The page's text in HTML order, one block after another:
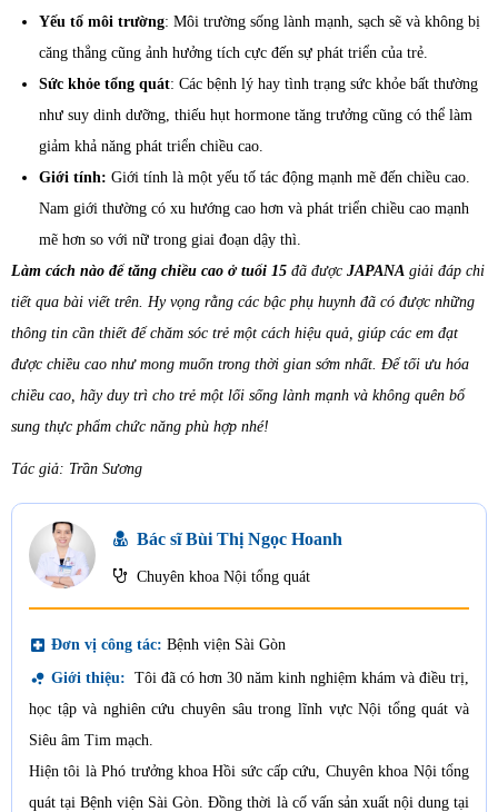
Yếu tố môi trường: Môi trường sống lành mạnh, sạch sẽ và không bị
căng thẳng cũng ảnh hưởng tích cực đến sự phát triển của trẻ.
Sức khỏe tổng quát: Các bệnh lý hay tình trạng sức khỏe bất thường
như suy dinh dưỡng, thiếu hụt hormone tăng trưởng cũng có thể làm
giảm khả năng phát triển chiều cao.
Giới tính: Giới tính là một yếu tố tác động mạnh mẽ đến chiều cao.
Nam giới thường có xu hướng cao hơn và phát triển chiều cao mạnh
mẽ hơn so với nữ trong giai đoạn dậy thì.
Làm cách nào để tăng chiều cao ở tuổi 15 đã được JAPANA giải đáp chi
tiết qua bài viết trên. Hy vọng rằng các bậc phụ huynh đã có được những
thông tin cần thiết để chăm sóc trẻ một cách hiệu quả, giúp các em đạt
được chiều cao như mong muốn trong thời gian sớm nhất. Để tối ưu hóa
chiều cao, hãy duy trì cho trẻ một lối sống lành mạnh và không quên bổ
sung thực phẩm chức năng phù hợp nhé!
Tác giả: Trần Sương
Bác sĩ Bùi Thị Ngọc Hoanh
Chuyên khoa Nội tổng quát
local_hospital Đơn vị công tác: Bệnh viện Sài Gòn
bubble_chart Giới thiệu: Tôi đã có hơn 30 năm kinh nghiệm khám và điều trị,
học tập và nghiên cứu chuyên sâu trong lĩnh vực Nội tổng quát và
Siêu âm Tim mạch.
Hiện tôi là Phó trưởng khoa Hồi sức cấp cứu, Chuyên khoa Nội tổng
quát tại Bệnh viện Sài Gòn. Đồng thời là cố vấn sản xuất nội dung tại